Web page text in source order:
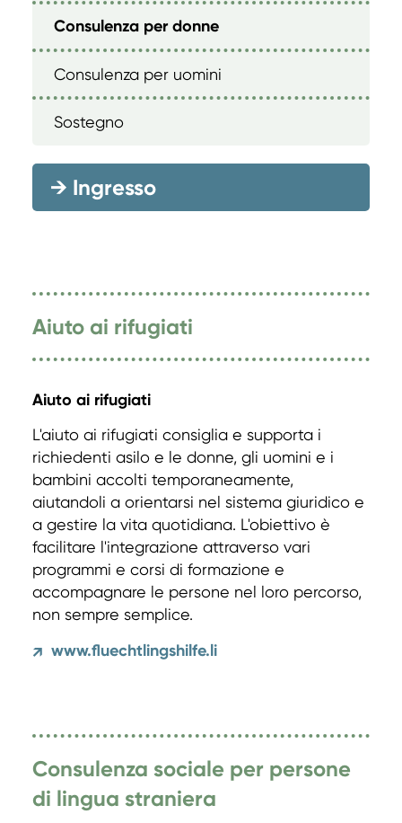
Consulenza per donne
Consulenza per uomini
Sostegno
→ Ingresso
Aiuto ai rifugiati
Aiuto ai rifugiati
L'aiuto ai rifugiati consiglia e supporta i
richiedenti asilo e le donne, gli uomini e i
bambini accolti temporaneamente,
aiutandoli a orientarsi nel sistema giuridico e
a gestire la vita quotidiana. L'obiettivo è
facilitare l'integrazione attraverso vari
programmi e corsi di formazione e
accompagnare le persone nel loro percorso,
non sempre semplice.
↗ www.fluechtlingshilfe.li
Consulenza sociale per persone
di lingua straniera